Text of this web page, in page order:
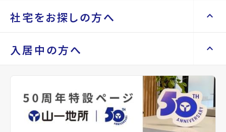
space_dashboard
土地を探す
エリアから探す
train
路線から探す
事業用・投資用を探す keyboard_arrow_right
不動産を貸すまでの流れ
空き家サポートサービス
不動産を売却したい keyboard_arrow_right
相続相談をしたい keyboard_arrow_right
不動産に投資したい keyboard_arrow_right
Renotta（リノッタ） keyboard_arrow_right
会社案内 keyboard_arrow_right
会社概要・沿革 keyboard_arrow_right
keyboard_arrow_right
パーパス keyboard_arrow_right
CM紹介
社宅をお探しの方へ keyboard_arrow_up
社宅をお探しの方へ keyboard_arrow_right
keyboard_arrow_right
レンタルオフィス keyboard_arrow_right
貸会議室 keyboard_arrow_right
入居中の方へ keyboard_arrow_up
keyboard_arrow_right
退去される方へ keyboard_arrow_right
※準備中 住まいのしおり（PDF）
詳細情報 details
物件名 YSKコーポ卸町
所在地 宮城県仙台市若林区大和町5丁目